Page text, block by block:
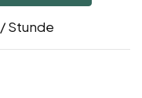
/ Stunde